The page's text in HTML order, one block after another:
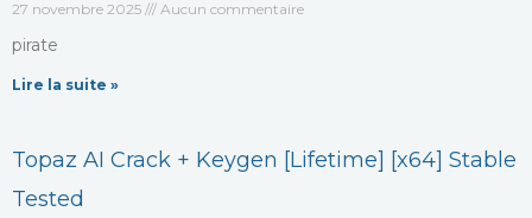
27 novembre 2025 Aucun commentaire
pirate
Lire la suite »
Topaz AI Crack + Keygen [Lifetime] [x64] Stable
Tested